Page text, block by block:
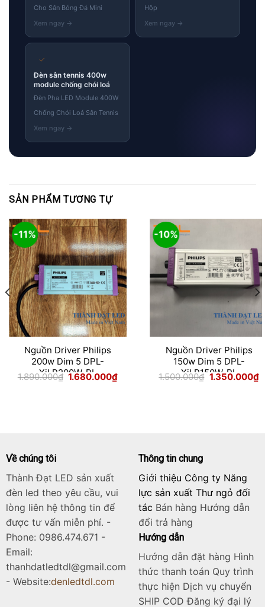
Cho Sân Bóng Đá Mini
Hộp
✓
Đèn sân tennis 400w
module chống chói loá
Đèn Pha LED Module 400W
Chống Chói Loá Sân Tennis
SẢN PHẨM TƯƠNG TỰ
-11%
Nguồn Driver Philips
200w Dim 5 DPL-
XiLP200W-PL
1.890.000₫ Giá
gốc
1.680.000₫Giá
-10%
Nguồn Driver Philips
150w Dim 5 DPL-
XiLP150W-PL
1.500.000₫ Giá
gốc
1.350.000₫
Về chúng tôi
Thành Đạt LED sản xuất
đèn led theo yêu cầu, vui
lòng liên hệ thông tin để
được tư vấn miễn phí. -
Phone: 0986.474.671 -
Email:
thanhdatledtdl@gmail.com
- Website:denledtdl.com
Thông tin chung
Giới thiệu Công ty Năng
lực sản xuất Thư ngỏ đối
tác Bán hàng Hướng dẫn
đổi trả hàng
Hướng dẫn
Hướng dẫn đặt hàng Hình
thức thanh toán Quy trình
thực hiện Dịch vụ chuyển
SHIP COD Đăng ký đại lý